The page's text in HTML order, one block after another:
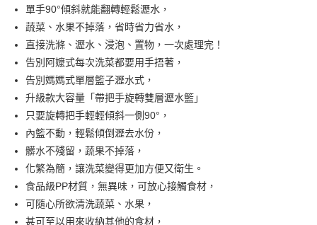
街口支付
悠遊付
AFTEE先享後付
相關說明
【關於「AFTEE先享後付」】
AFTEE先享後付是「在收到商品之後才付款」的支付方式。 讓您購物簡單
１．簡單：不需註冊會員、不需綁卡、不需儲值。
２．便利：只要手機號碼，簡訊認證，即可結帳。
３．安心：先確認商品／服務後，再付款。
【「AFTEE先享後付」結帳流程】
１．於結帳方式選擇「AFTEE先享後付」後，將跳轉至「AFTEE先享後付」
結帳頁面，進行簡訊認證並確認金額後，即可完成結帳。
ATM付款
運送方式
全家取貨付款
每筆NT$60，滿NT$499(含以上)免運費
單手90°傾斜就能翻轉輕鬆瀝水，
蔬菜、水果不掉落，省時省力省水，
直接洗滌、瀝水、浸泡、置物，一次處理完！
告別阿嬤式每次洗菜都要用手捂著，
告別媽媽式單層籃子瀝水式，
升級款大容量「帶把手旋轉雙層瀝水籃」
只要旋轉把手輕輕傾斜一側90°，
內籃不動，輕鬆傾倒瀝去水份，
髒水不殘留，蔬果不掉落，
化繁為簡，讓洗菜變得更加方便又衛生。
食品級PP材質，無異味，可放心接觸食材，
可隨心所欲清洗蔬菜、水果，
甚可至以用來收納其他的食材，